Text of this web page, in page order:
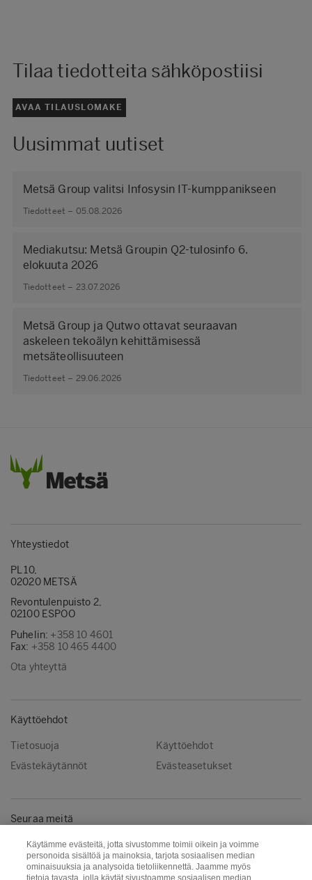
Tilaa tiedotteita sähköpostiisi
AVAA TILAUSLOMAKE
Uusimmat uutiset
Metsä Group valitsi Infosysin IT-kumppanikseen
Tiedotteet – 05.08.2026
Mediakutsu: Metsä Groupin Q2-tulosinfo 6.
elokuuta 2026
Tiedotteet – 23.07.2026
Metsä Group ja Qutwo ottavat seuraavan
askeleen tekoälyn kehittämisessä
metsäteollisuuteen
Tiedotteet – 29.06.2026
Yhteystiedot
PL 10,
02020 METSÄ
Revontulenpuisto 2,
02100 ESPOO
Puhelin: +358 10 4601
Fax: +358 10 465 4400
Ota yhteyttä
Käyttöehdot
Tietosuoja
Käyttöehdot
Evästekäytännöt
Evästeasetukset
Seuraa meitä
Facebook
Instagram
Linkedin
Youtube
Käytämme evästeitä, jotta sivustomme toimii oikein ja voimme
personoida sisältöä ja mainoksia, tarjota sosiaalisen median
ominaisuuksia ja analysoida tietoliikennettä. Jaamme myös
tietoja tavasta, jolla käytät sivustoamme sosiaalisen median,